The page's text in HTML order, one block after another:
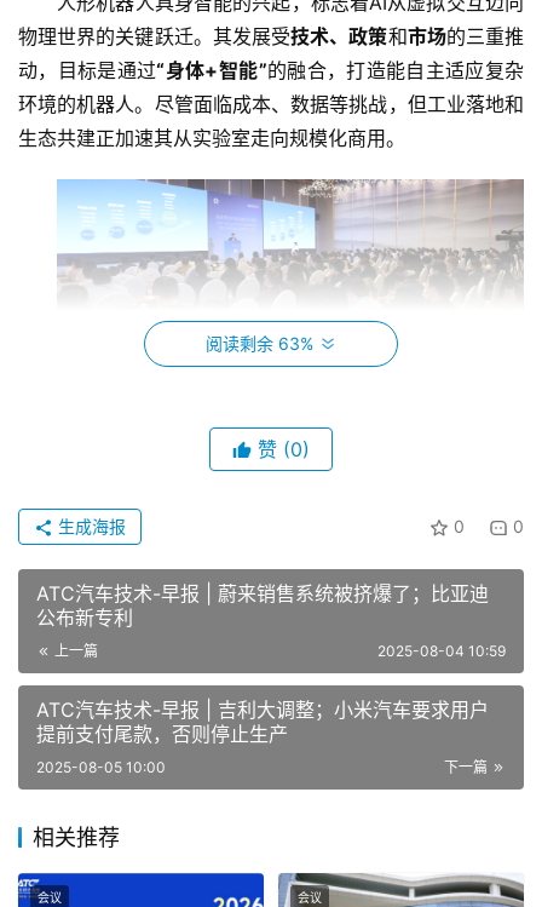
物理世界的关键跃迁。其发展受技术、政策和市场的三重推
动，目标是通过“身体+智能”的融合，打造能自主适应复杂
环境的机器人。尽管面临成本、数据等挑战，但工业落地和
生态共建正加速其从实验室走向规模化商用。
为了帮助人形机器人产业的快速商业化落地
“2025人形机器人具身智能生态发展高峰论坛”，
具身智能应用和关键零部件产业
35+技术话题、
域交流，共绘人形机器产业新蓝图！
立即报名
阅读剩余 63%
赞 (0)
0 0
生成海报
ATC汽车技术-早报 | 蔚来销售系统被挤爆了；比亚迪
公布新专利
上一篇 2025-08-04 10:59
ATC汽车技术-早报 | 吉利大调整；小米汽车要求用户
提前支付尾款，否则停止生产
下一篇
2025-08-05 10:00
相关推荐
会议 会议